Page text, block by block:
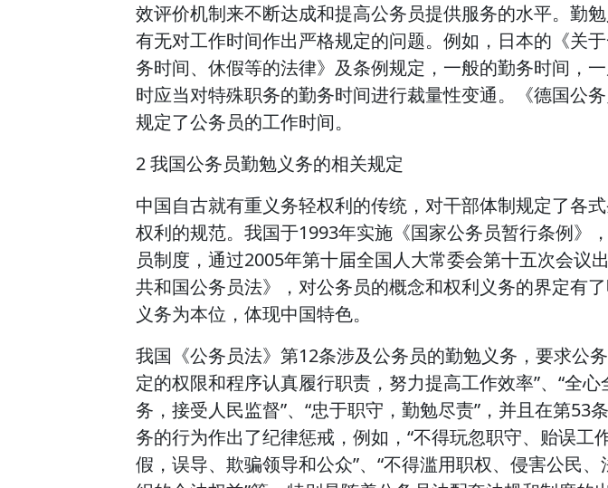
效评价机制来不断达成和提高公务员提供服务的水平。勤
有无对工作时间作出严格规定的问题。例如，日本的《关
务时间、休假等的法律》及条例规定，一般的勤务时间，
时应当对特殊职务的勤务时间进行裁量性变通。《德国公
规定了公务员的工作时间。
2 我国公务员勤勉义务的相关规定
中国自古就有重义务轻权利的传统，对干部体制规定了各
权利的规范。我国于1993年实施《国家公务员暂行条例》
员制度，通过2005年第十届全国人大常委会第十五次会议
共和国公务员法》，对公务员的概念和权利义务的界定有
义务为本位，体现中国特色。
我国《公务员法》第12条涉及公务员的勤勉义务，要求公
定的权限和程序认真履行职责，努力提高工作效率”、“全心
务，接受人民监督”、“忠于职守，勤勉尽责”，并且在第53
务的行为作出了纪律惩戒，例如，“不得玩忽职守、贻误工
假，误导、欺骗领导和公众”、“不得滥用职权、侵害公民、